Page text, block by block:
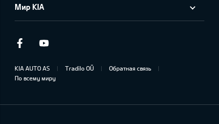
Мир KIA
Facebook
KIA AUTO AS Tradilo OÜ
Обратная связь
По всему миру